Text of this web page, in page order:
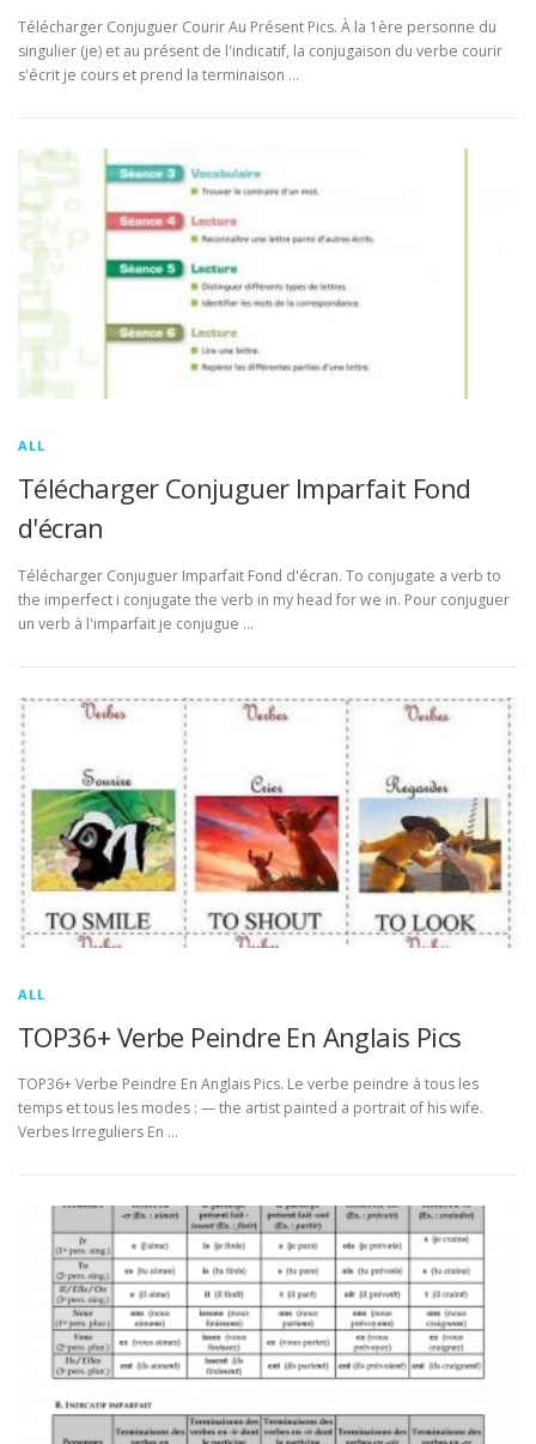
Télécharger Conjuguer Courir Au Présent Pics. À la 1ère personne du
singulier (je) et au présent de l'indicatif, la conjugaison du verbe courir
s'écrit je cours et prend la terminaison …
ALL
Télécharger Conjuguer Imparfait Fond
d'écran
Télécharger Conjuguer Imparfait Fond d'écran. To conjugate a verb to
the imperfect i conjugate the verb in my head for we in. Pour conjuguer
un verb à l'imparfait je conjugue …
ALL
TOP36+ Verbe Peindre En Anglais Pics
TOP36+ Verbe Peindre En Anglais Pics. Le verbe peindre à tous les
temps et tous les modes : — the artist painted a portrait of his wife.
Verbes Irreguliers En …